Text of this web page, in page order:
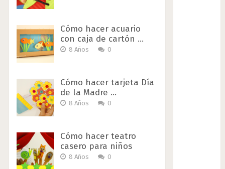
Cómo hacer acuario
con caja de cartón …
8 Años 0
Cómo hacer tarjeta Día
de la Madre …
8 Años 0
Cómo hacer teatro
casero para niños
8 Años 0